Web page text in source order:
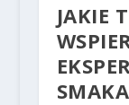
JAKIE